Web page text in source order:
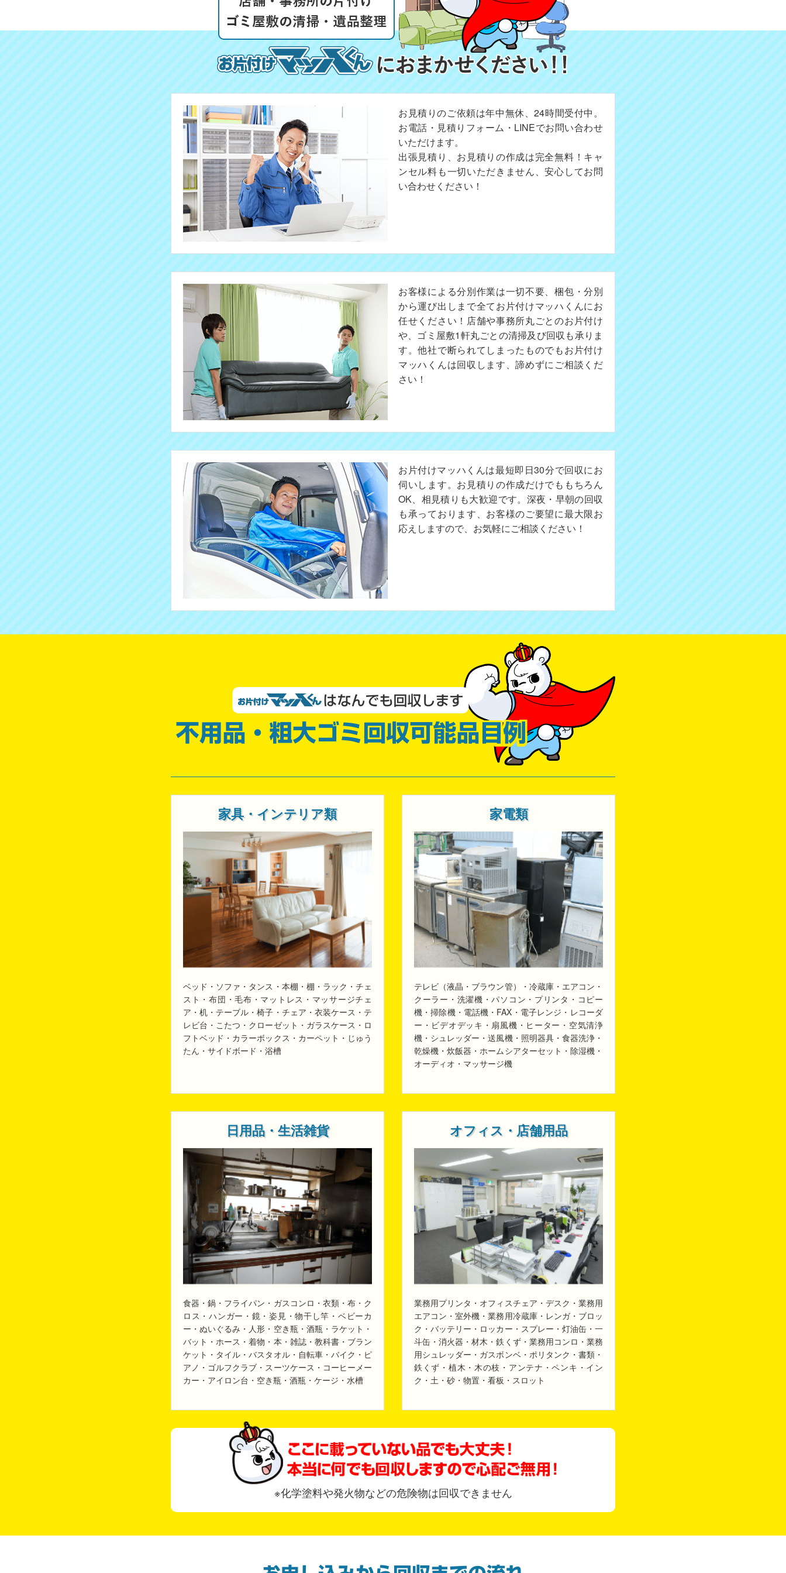
お見積りのご依頼は年中無休、24時間受付中。
お電話・見積りフォーム・LINEでお問い合わせ
いただけます。
出張見積り、お見積りの作成は完全無料！キャ
ンセル料も一切いただきません、安心してお問
い合わせください！
お客様による分別作業は一切不要、梱包・分別
から運び出しまで全てお片付けマッハくんにお
任せください！店舗や事務所丸ごとのお片付け
や、ゴミ屋敷1軒丸ごとの清掃及び回収も承りま
す。他社で断られてしまったものでもお片付け
マッハくんは回収します、諦めずにご相談くだ
さい！
お片付けマッハくんは最短即日30分で回収にお
伺いします。お見積りの作成だけでももちろん
OK、相見積りも大歓迎です。深夜・早朝の回収
も承っております、お客様のご要望に最大限お
応えしますので、お気軽にご相談ください！
家具・インテリア類
ベッド・ソファ・タンス・本棚・棚・ラック・チェ
スト・布団・毛布・マットレス・マッサージチェ
ア・机・テーブル・椅子・チェア・衣装ケース・テ
レビ台・こたつ・クローゼット・ガラスケース・ロ
フトベッド・カラーボックス・カーペット・じゅう
たん・サイドボード・浴槽
家電類
テレビ（液晶・ブラウン管）・冷蔵庫・エアコン・
クーラー・洗濯機・パソコン・プリンタ・コピー
機・掃除機・電話機・FAX・電子レンジ・レコーダ
ー・ビデオデッキ・扇風機・ヒーター・空気清浄
機・シュレッダー・送風機・照明器具・食器洗浄・
乾燥機・炊飯器・ホームシアターセット・除湿機・
オーディオ・マッサージ機
日用品・生活雑貨
食器・鍋・フライパン・ガスコンロ・衣類・布・ク
ロス・ハンガー・鏡・姿見・物干し竿・ベビーカ
ー・ぬいぐるみ・人形・空き瓶・酒瓶・ラケット・
バット・ホース・着物・本・雑誌・教科書・ブラン
ケット・タイル・バスタオル・自転車・バイク・ピ
アノ・ゴルフクラブ・スーツケース・コーヒーメー
カー・アイロン台・空き瓶・酒瓶・ケージ・水槽
オフィス・店舗用品
業務用プリンタ・オフィスチェア・デスク・業務用
エアコン・室外機・業務用冷蔵庫・レンガ・ブロッ
ク・バッテリー・ロッカー・スプレー・灯油缶・一
斗缶・消火器・材木・鉄くず・業務用コンロ・業務
用シュレッダー・ガスボンベ・ポリタンク・書類・
鉄くず・植木・木の枝・アンテナ・ペンキ・イン
ク・土・砂・物置・看板・スロット
※化学塗料や発火物などの危険物は回収できません